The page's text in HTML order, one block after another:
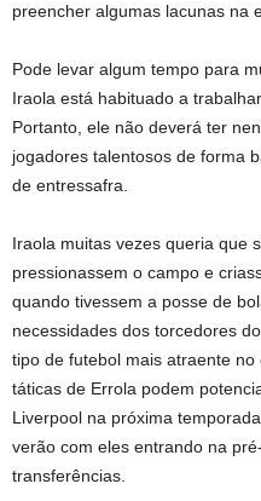
preencher algumas lacunas na
Pode levar algum tempo para
Iraola está habituado a
Portanto, ele não deverá ter
jogadores talentosos de forma
de entressafra.
Iraola muitas vezes queria que
pressionassem o campo e
quando tivessem a posse de
necessidades dos torcedores
tipo de futebol mais atraente
táticas de Errola podem
Liverpool na próxima
verão com eles entrando na
transferências.